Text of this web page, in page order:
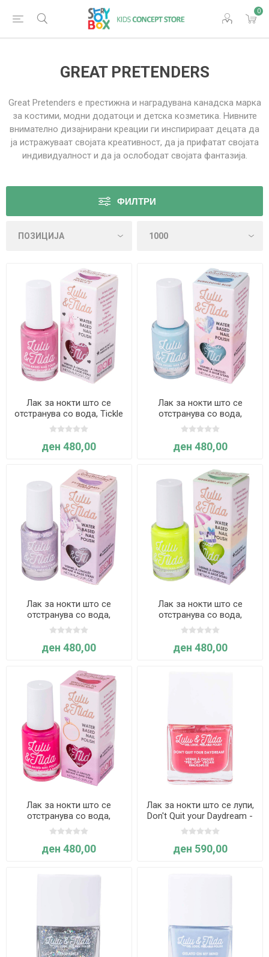
0
GREAT PRETENDERS
Great Pretenders е престижна и наградувана канадска марка
за костими, модни додатоци и детска козметика. Нивните
внимателно дизајнирани креации ги инспирираат децата да
ја истражуваат својата креативност, да ја прифатат својата
индивидуалност и да ја ослободат својата фантазија.
ФИЛТРИ
Лак за нокти што се
отстранува со вода, Tickle
my France-y - Great
Pretenders
ден 480,00
Лак за нокти што се
отстранува со вода,
Bubblegum Blue - Great
Pretenders
ден 480,00
Лак за нокти што се
отстранува со вода,
Pyjama Party Purple - Great
Pretenders
ден 480,00
Лак за нокти што се
отстранува со вода,
Weekend Away - Great
Pretenders
ден 480,00
Лак за нокти што се
отстранува со вода,
Welcome to Glitzerland -
Great Pretenders
ден 480,00
Лак за нокти што се лупи,
Don't Quit your Daydream -
Great Pretenders
ден 590,00